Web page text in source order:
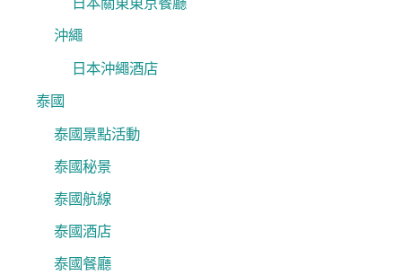
沖繩
日本沖繩酒店
泰國
泰國景點活動
泰國秘景
泰國航線
泰國酒店
泰國餐廳